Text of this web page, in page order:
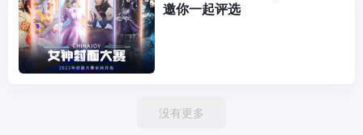
邀你一起评选
没有更多